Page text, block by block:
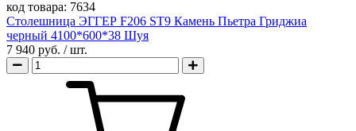
код товара: 7634
Столешница ЭГГЕР F206 ST9 Камень Пьетра Гриджиа
черный 4100*600*38 Шуя
7 940 руб. / шт.